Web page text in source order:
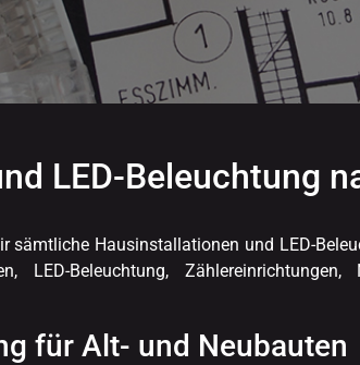
LED-Beleuchtung
Hausinstallationen und LED-
LED-Beleuchtung, Zählereinrichtungen,
für Alt- und Neubauten